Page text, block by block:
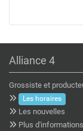
Alliance 4
Grossiste et
Les horaires
Les nouvelles
Plus d'informations